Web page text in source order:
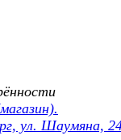
ул. Шаумяна,